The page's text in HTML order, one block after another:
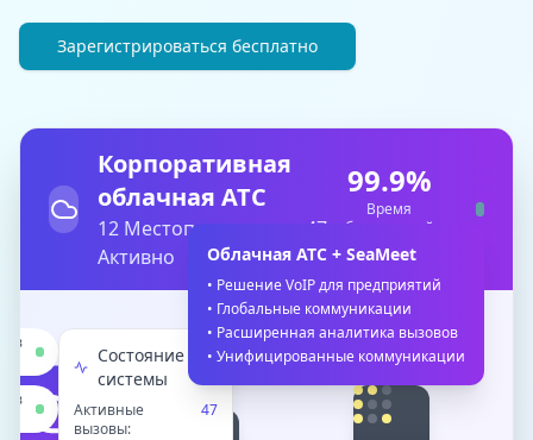
Зарегистрироваться бесплатно
Корпоративная
облачная АТС
12 Местоположения
47
Активно
99.9%
Время
безотказной
работы
Состояние
системы
Активные
вызовы:
47
Облачная АТС + SeaMeet
• Решение VoIP для предприятий
• Глобальные коммуникации
• Расширенная аналитика вызовов
• Унифицированные коммуникации